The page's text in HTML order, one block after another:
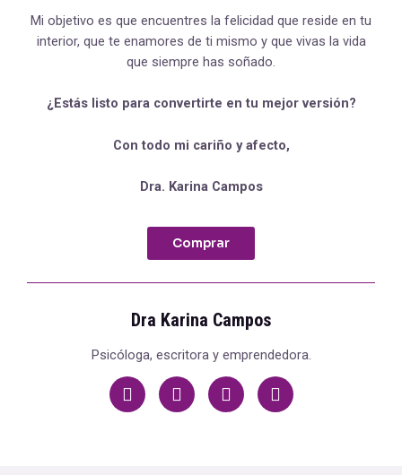
Mi objetivo es que encuentres la felicidad que reside en tu
interior, que te enamores de ti mismo y que vivas la vida
que siempre has soñado.
¿Estás listo para convertirte en tu mejor versión?
Con todo mi cariño y afecto,
Dra. Karina Campos
Comprar
Dra Karina Campos
Psicóloga, escritora y emprendedora.